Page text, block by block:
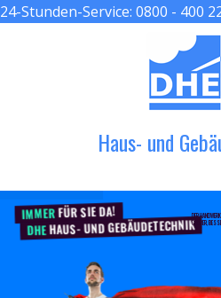
24-Stunden-Service: 0800 - 400
Haus- und
IMMERFÜR SIE DA!
DHEHAUS- UND GEBÄUDETECHNIK
DER
GRÖßER,